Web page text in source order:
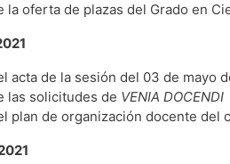
la oferta de plazas del Grado en
acta de la sesión del 03 de mayo
las solicitudes de VENIA DOCENDI
plan de organización docente del